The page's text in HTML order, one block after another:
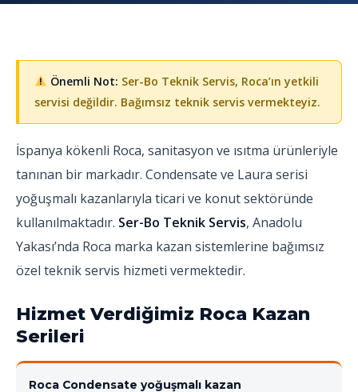
Önemli Not: Ser-Bo Teknik Servis, Roca’ın yetkili
servisi değildir. Bağımsız teknik servis vermekteyiz.
İspanya kökenli Roca, sanitasyon ve ısıtma ürünleriyle
tanınan bir markadır. Condensate ve Laura serisi
yoğuşmalı kazanlarıyla ticari ve konut sektöründe
kullanılmaktadır. Ser-Bo Teknik Servis, Anadolu
Yakası’nda Roca marka kazan sistemlerine bağımsız
özel teknik servis hizmeti vermektedir.
Hizmet Verdiğimiz Roca Kazan
Serileri
Roca Condensate yoğuşmalı kazan